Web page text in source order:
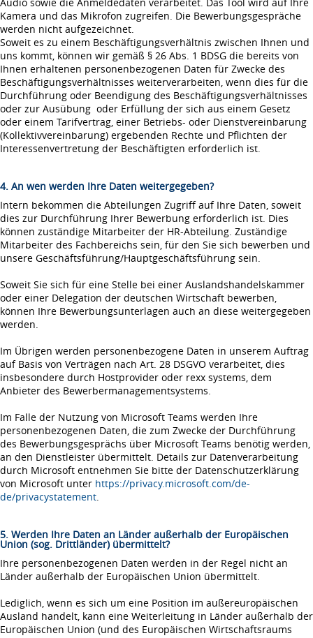
Kamera und das Mikrofon zugreifen. Die Bewerbungsgespräche
werden nicht aufgezeichnet.
Soweit es zu einem Beschäftigungsverhältnis zwischen Ihnen und
uns kommt, können wir gemäß § 26 Abs. 1 BDSG die bereits von
Ihnen erhaltenen personenbezogenen Daten für Zwecke des
Beschäftigungsverhältnisses weiterverarbeiten, wenn dies für die
Durchführung oder Beendigung des Beschäftigungsverhältnisses
oder zur Ausübung oder Erfüllung der sich aus einem Gesetz
oder einem Tarifvertrag, einer Betriebs- oder Dienstvereinbarung
(Kollektivvereinbarung) ergebenden Rechte und Pflichten der
Interessenvertretung der Beschäftigten erforderlich ist.
4. An wen werden Ihre Daten weitergegeben?
Intern bekommen die Abteilungen Zugriff auf Ihre Daten, soweit
dies zur Durchführung Ihrer Bewerbung erforderlich ist. Dies
können zuständige Mitarbeiter der HR-Abteilung. Zuständige
Mitarbeiter des Fachbereichs sein, für den Sie sich bewerben und
unsere Geschäftsführung/Hauptgeschäftsführung sein.
Soweit Sie sich für eine Stelle bei einer Auslandshandelskammer
oder einer Delegation der deutschen Wirtschaft bewerben,
können Ihre Bewerbungsunterlagen auch an diese weitergegeben
werden.
Im Übrigen werden personenbezogene Daten in unserem Auftrag
auf Basis von Verträgen nach Art. 28 DSGVO verarbeitet, dies
insbesondere durch Hostprovider oder rexx systems, dem
Anbieter des Bewerbermanagementsystems.
Im Falle der Nutzung von Microsoft Teams werden Ihre
personenbezogenen Daten, die zum Zwecke der Durchführung
des Bewerbungsgesprächs über Microsoft Teams benötig werden,
an den Dienstleister übermittelt. Details zur Datenverarbeitung
durch Microsoft entnehmen Sie bitte der Datenschutzerklärung
von Microsoft unter https://privacy.microsoft.com/de-
de/privacystatement.
5. Werden Ihre Daten an Länder außerhalb der Europäischen
Union (sog. Drittländer) übermittelt?
Ihre personenbezogenen Daten werden in der Regel nicht an
Länder außerhalb der Europäischen Union übermittelt.
Lediglich, wenn es sich um eine Position im außereuropäischen
Ausland handelt, kann eine Weiterleitung in Länder außerhalb der
Europäischen Union (und des Europäischen Wirtschaftsraums